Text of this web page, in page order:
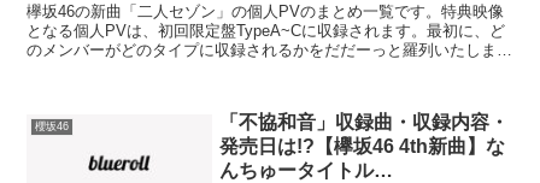
欅坂46の新曲「二人セゾン」の個人PVのまとめ一覧です。特典映像
となる個人PVは、初回限定盤TypeA~Cに収録されます。最初に、ど
のメンバーがどのタイプに収録されるかをだだーっと羅列いたしま
櫻坂46
「不協和音」収録曲・収録内容・
発売日は!?【欅坂46 4th新曲】な
んちゅータイトル…